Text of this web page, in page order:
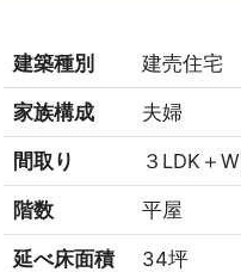
建築種別 建売住宅
家族構成 夫婦
間取り ３LDK＋
階数 平屋
延べ床面積 34坪